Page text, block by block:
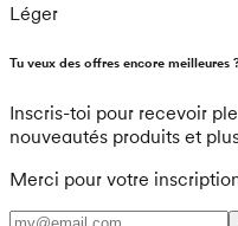
Léger
Tu veux des offres encore meilleures
Inscris-toi pour recevoir
nouveautés produits et
Merci pour votre